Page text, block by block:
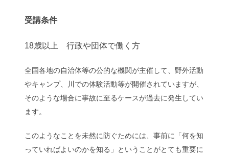
受講条件
18歳以上 行政や団体で働く方
全国各地の自治体等の公的な機関が主催して、野外活動
やキャンプ、川での体験活動等が開催されていますが、
そのような場合に事故に至るケースが過去に発生してい
ます。
このようなことを未然に防ぐためには、事前に「何を知
っていればよいのかを知る」ということがとても重要に